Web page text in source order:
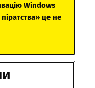
Windows
це не